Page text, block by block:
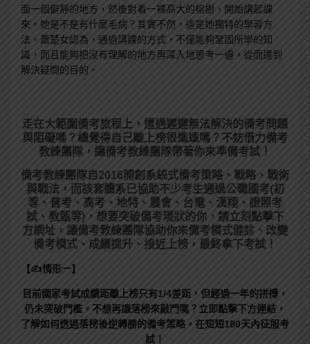
面一個僻靜的地方，然後對看一裸高大的榕樹，開始講起課
來。她是不是有什麼毛病？其實不然，這是她獨特的學習方
法。蕭楚女認為，通過講課的方式，不僅能夠鞏固所學的知
識，而且能夠把沒有理解的地方再深入地思考一遍，從而達到
解決疑問的目的。
走在大範圍備考旅程上， 遭遇遲遲無法解決的備考問題
與阻礙嗎？總覺得自己離上榜很遙遠嗎？不妨借力備考
教練團隊，讓備考教練團隊帶著你來準備考試！
備考教練團隊自2016開創系統式備考策略、戰略、戰術
與戰法，而該套體系已協助不少考生通過公職國考(初
等、普考、高考、地特、農會、台電、漢翔、證照考
試、教甄等)，想要突破備考現狀的你，請立刻點擊下
方網址，讓備考教練團隊協助你來備考模式健診、改變
備考模式、成績提升、接近上榜，最終拿下考試！
【✍情形一】
目前國家考試成績距離上榜只有1/4差距，但經過一年的拼搏，
仍未突破門檻。不想再讓落榜來敲門嗎？立即點擊下方連結，
了解如何透過落榜後逆轉勝的備考策略，在短短180天內征服考
試！